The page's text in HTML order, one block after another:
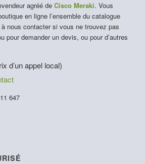
agréé de Cisco Meraki. Vous
en ligne l’ensemble du catalogue
à nous contacter si vous ne trouvez pas
pour demander un devis, ou pour d’autres
d’un appel local)
647